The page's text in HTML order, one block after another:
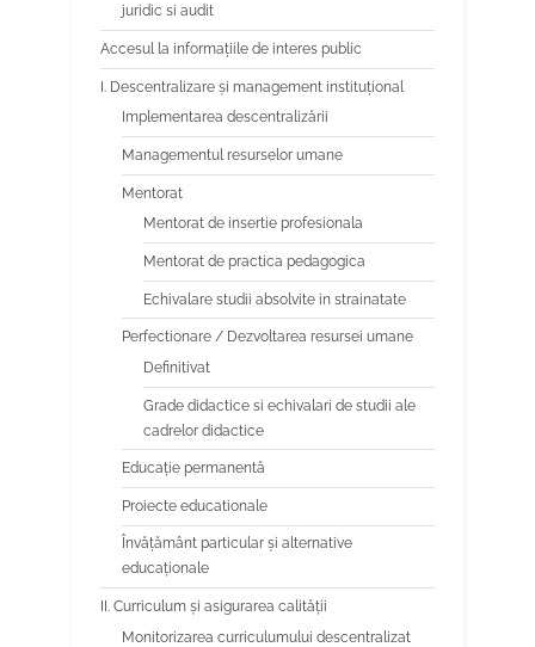
juridic si audit
Accesul la informațiile de interes public
I. Descentralizare și management instituțional
Implementarea descentralizării
Managementul resurselor umane
Mentorat
Mentorat de insertie profesionala
Mentorat de practica pedagogica
Echivalare studii absolvite in strainatate
Perfectionare / Dezvoltarea resursei umane
Definitivat
Grade didactice si echivalari de studii ale
cadrelor didactice
Educaţie permanentă
Proiecte educationale
Învăţământ particular şi alternative
educaţionale
II. Curriculum și asigurarea calității
Monitorizarea curriculumului descentralizat